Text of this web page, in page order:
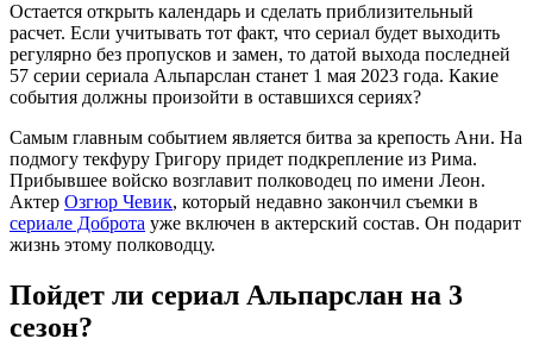
Остается открыть календарь и сделать приблизительный
расчет. Если учитывать тот факт, что сериал будет выходить
регулярно без пропусков и замен, то датой выхода последней
57 серии сериала Альпарслан станет 1 мая 2023 года. Какие
события должны произойти в оставшихся сериях?
Самым главным событием является битва за крепость Ани. На
подмогу текфуру Григору придет подкрепление из Рима.
Прибывшее войско возглавит полководец по имени Леон.
Актер Озгюр Чевик, который недавно закончил съемки в
сериале Доброта уже включен в актерский состав. Он подарит
жизнь этому полководцу.
Пойдет ли сериал Альпарслан на 3
сезон?